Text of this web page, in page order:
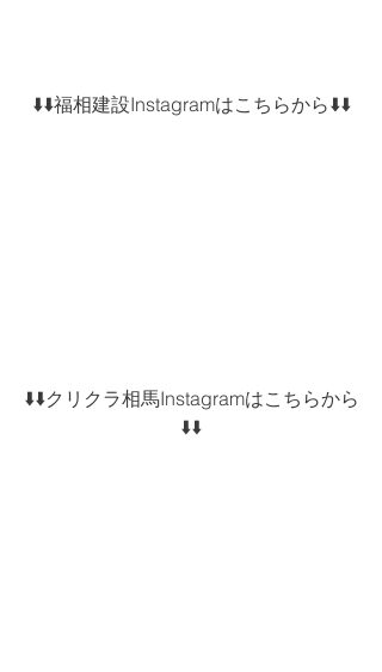
⬇️⬇️福相建設Instagramはこちらから⬇️⬇️
⬇️⬇️クリクラ相馬Instagramはこちらから
⬇️⬇️